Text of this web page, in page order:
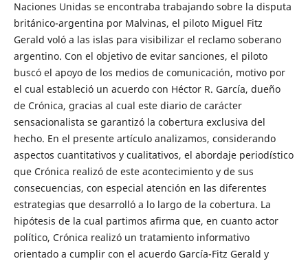
Naciones Unidas se encontraba trabajando sobre la disputa
británico-argentina por Malvinas, el piloto Miguel Fitz
Gerald voló a las islas para visibilizar el reclamo soberano
argentino. Con el objetivo de evitar sanciones, el piloto
buscó el apoyo de los medios de comunicación, motivo por
el cual estableció un acuerdo con Héctor R. García, dueño
de Crónica, gracias al cual este diario de carácter
sensacionalista se garantizó la cobertura exclusiva del
hecho. En el presente artículo analizamos, considerando
aspectos cuantitativos y cualitativos, el abordaje periodístico
que Crónica realizó de este acontecimiento y de sus
consecuencias, con especial atención en las diferentes
estrategias que desarrolló a lo largo de la cobertura. La
hipótesis de la cual partimos afirma que, en cuanto actor
político, Crónica realizó un tratamiento informativo
orientado a cumplir con el acuerdo García-Fitz Gerald y